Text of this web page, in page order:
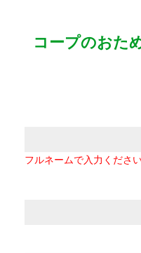
コープのおた
フルネームで入力くださ